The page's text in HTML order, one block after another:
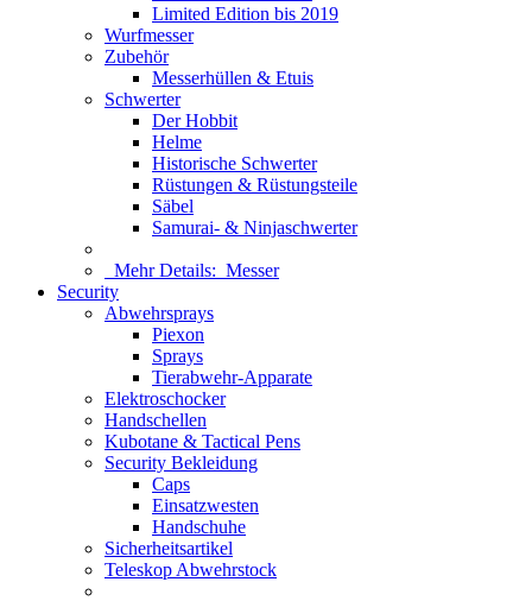
Limited Edition bis 2019
Wurfmesser
Zubehör
Messerhüllen & Etuis
Schwerter
Der Hobbit
Helme
Historische Schwerter
Rüstungen & Rüstungsteile
Säbel
Samurai- & Ninjaschwerter
Mehr Details: Messer
Security
Abwehrsprays
Piexon
Sprays
Tierabwehr-Apparate
Elektroschocker
Handschellen
Kubotane & Tactical Pens
Security Bekleidung
Caps
Einsatzwesten
Handschuhe
Sicherheitsartikel
Teleskop Abwehrstock